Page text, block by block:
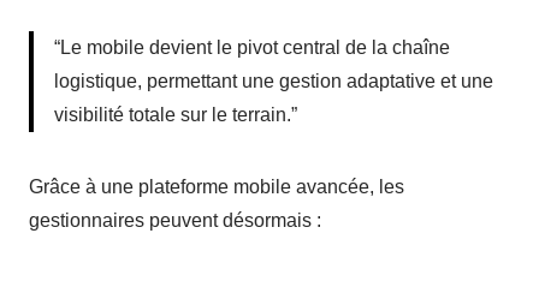
“Le mobile devient le pivot central de la chaîne
logistique, permettant une gestion adaptative et une
visibilité totale sur le terrain.”
Grâce à une plateforme mobile avancée, les
gestionnaires peuvent désormais :